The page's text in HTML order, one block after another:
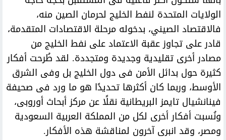
الولايات المتحدة لنفط الخليج لحرمان الصين منه،
فالاقتصاد الصيني، بدخوله مرحلة الاقتصادات المتقدمة،
قادر على تجاوز عقبة الاعتماد على نفط الخليج من
مصادر أخرى تقليدية وجديدة ومتجددة. لقد طُرحت أفكار
كثيرة حول بدائل الأمن فى دول الخليج بل وفى الشرق
الأوسط، وربما كان أكثرها تحديدًا هو ما ورد فى صحيفة
فينانشيال تايمز البريطانية نقلًا عن مركز أبحاث أوروبى،
ونُسبت أفكار أخرى لكل من المملكة العربية السعودية
ومصر، وقد انبرى آخرون لمناقشة هذه الأفكار.